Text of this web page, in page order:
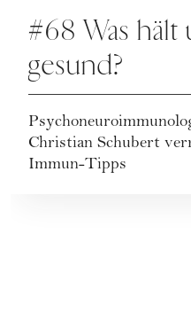
#68 Was
gesund?
Christian Schubert
Immun-Tipps